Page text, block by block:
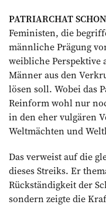
PATRIARCHAT
Feministen, die
männliche Prägung
weibliche Per­spektive
Männer aus den
lösen soll. Wobei das
Reinform wohl nur
in den eher vulgären
Weltmächten und
Das verweist auf die
dieses Streiks. Er
Rückständigkeit der
sondern zeigte die